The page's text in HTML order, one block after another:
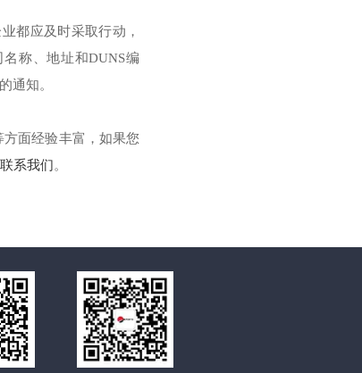
都应及时采取行动，
称、地址和DUNS编
通知。
面经验丰富，如果您
系我们。